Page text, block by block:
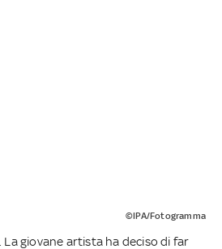
©IPA/Fotogramma
. La giovane artista ha deciso di far